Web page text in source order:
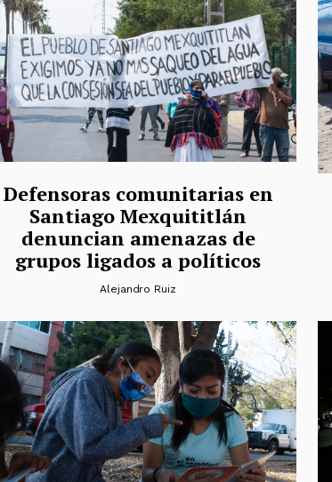
Defensoras comunitarias en
Santiago Mexquititlán
denuncian amenazas de
grupos ligados a políticos
Alejandro Ruiz